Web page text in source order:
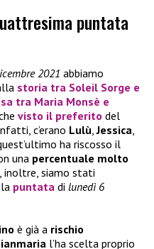
puntata
2021 abbiamo
storia tra Soleil Sorge e
tra Maria Monsè e
visto il preferito del
c’erano Lulù,Jessica,
ha riscosso il
una percentuale molto
inoltre, siamo stati
puntata di lunedì 6
è già a rischio
l’ha scelta proprio